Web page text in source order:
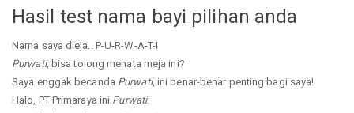
Hasil test nama bayi pilihan anda
Nama saya dieja.. P-U-R-W-A-T-I
Purwati, bisa tolong menata meja ini?
Saya enggak becanda Purwati, ini benar-benar penting bagi saya!
Halo, PT Primaraya ini Purwati.